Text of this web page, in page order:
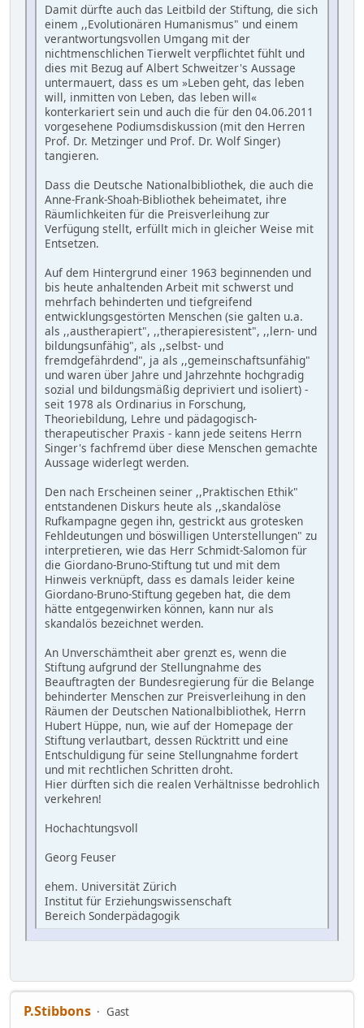
Damit dürfte auch das Leitbild der Stiftung, die sich
einem ,,Evolutionären Humanismus" und einem
verantwortungsvollen Umgang mit der
nichtmenschlichen Tierwelt verpflichtet fühlt und
dies mit Bezug auf Albert Schweitzer's Aussage
untermauert, dass es um »Leben geht, das leben
will, inmitten von Leben, das leben will«
konterkariert sein und auch die für den 04.06.2011
vorgesehene Podiumsdiskussion (mit den Herren
Prof. Dr. Metzinger und Prof. Dr. Wolf Singer)
tangieren.
Dass die Deutsche Nationalbibliothek, die auch die
Anne-Frank-Shoah-Bibliothek beheimatet, ihre
Räumlichkeiten für die Preisverleihung zur
Verfügung stellt, erfüllt mich in gleicher Weise mit
Entsetzen.
Auf dem Hintergrund einer 1963 beginnenden und
bis heute anhaltenden Arbeit mit schwerst und
mehrfach behinderten und tiefgreifend
entwicklungsgestörten Menschen (sie galten u.a.
als ,,austherapiert", ,,therapieresistent", ,,lern- und
bildungsunfähig", als ,,selbst- und
fremdgefährdend", ja als ,,gemeinschaftsunfähig"
und waren über Jahre und Jahrzehnte hochgradig
sozial und bildungsmäßig depriviert und isoliert) -
seit 1978 als Ordinarius in Forschung,
Theoriebildung, Lehre und pädagogisch-
therapeutischer Praxis - kann jede seitens Herrn
Singer's fachfremd über diese Menschen gemachte
Aussage widerlegt werden.
Den nach Erscheinen seiner ,,Praktischen Ethik"
entstandenen Diskurs heute als ,,skandalöse
Rufkampagne gegen ihn, gestrickt aus grotesken
Fehldeutungen und böswilligen Unterstellungen" zu
interpretieren, wie das Herr Schmidt-Salomon für
die Giordano-Bruno-Stiftung tut und mit dem
Hinweis verknüpft, dass es damals leider keine
Giordano-Bruno-Stiftung gegeben hat, die dem
hätte entgegenwirken können, kann nur als
skandalös bezeichnet werden.
An Unverschämtheit aber grenzt es, wenn die
Stiftung aufgrund der Stellungnahme des
Beauftragten der Bundesregierung für die Belange
behinderter Menschen zur Preisverleihung in den
Räumen der Deutschen Nationalbibliothek, Herrn
Hubert Hüppe, nun, wie auf der Homepage der
Stiftung verlautbart, dessen Rücktritt und eine
Entschuldigung für seine Stellungnahme fordert
und mit rechtlichen Schritten droht.
Hier dürften sich die realen Verhältnisse bedrohlich
verkehren!
Hochachtungsvoll
Georg Feuser
ehem. Universität Zürich
Institut für Erziehungswissenschaft
Bereich Sonderpädagogik
P.Stibbons
Gast